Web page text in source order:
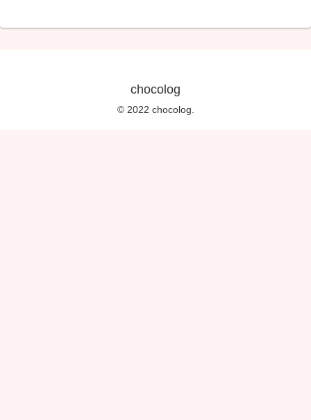
chocolog
© 2022 chocolog.